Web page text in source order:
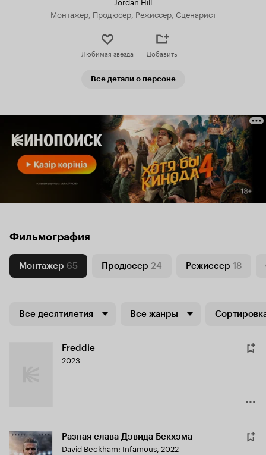
Монтажер, Продюсер, Режиссер, Сценарист
Любимая звезда Добавить
Все детали о персоне
Фильмография
Монтажер 65 Продюсер 24 Режиссер 18
Все десятилетия Все жанры
Freddie
2023
Разная слава Дэвида Бекхэма
David Beckham: Infamous, 2022